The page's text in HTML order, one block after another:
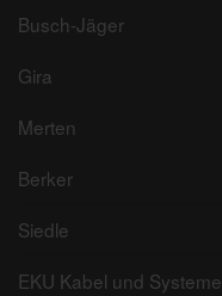
Busch-Jäger
Gira
Merten
Berker
Siedle
EKU Kabel und Systeme